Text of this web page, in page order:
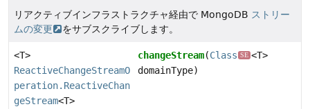
リアクティブインフラストラクチャ経由で MongoDB ストリー
ムの変更
をサブスクライブします。
<T>
ReactiveChangeStreamO
peration.ReactiveChan
geStream<T>
changeStream(Class SE <T>
domainType)